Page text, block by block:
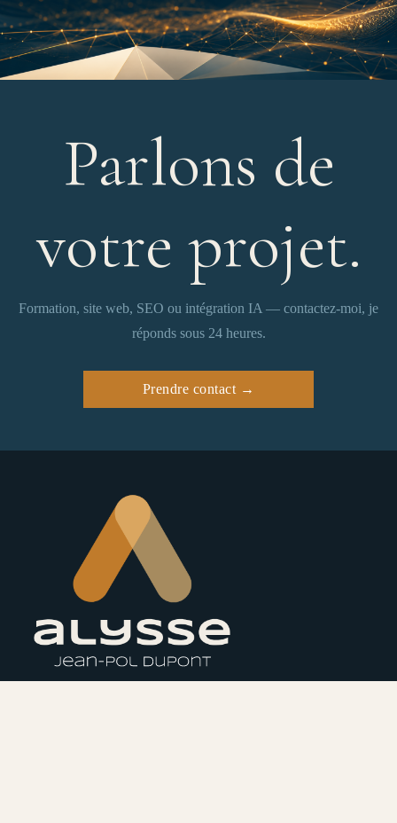
Parlons de
votre projet.
Formation, site web, SEO ou intégration IA — contactez-moi, je
réponds sous 24 heures.
Prendre contact →